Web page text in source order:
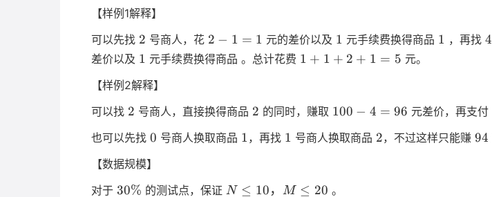
【样例1解释】
可以先找 2
2 号商人，花 2-
1=1
2 − 1 = 1 元的差价以及 1
1 元手续费换得商品 1
1 ，再找4
4
差价以及 1
1 元手续费换得商品 。总计花费 1
+
+
5
1 + 1 + 2 + 1 = 5 元。
【样例2解释】
可以找 2
2 号商人，直接换得商品 2
2 的同时，赚取 100
=
100 − 4 = 96 元差价，再支付
也可以先找 0
0 号商人换取商品 1
1 ，再找 1
1 号商人换取商品 2
2，不过这样只能赚 94
94
【数据规模】
对于 30
30% 的测试点，保证 N
N ≤ 10， M ≤ 20 。